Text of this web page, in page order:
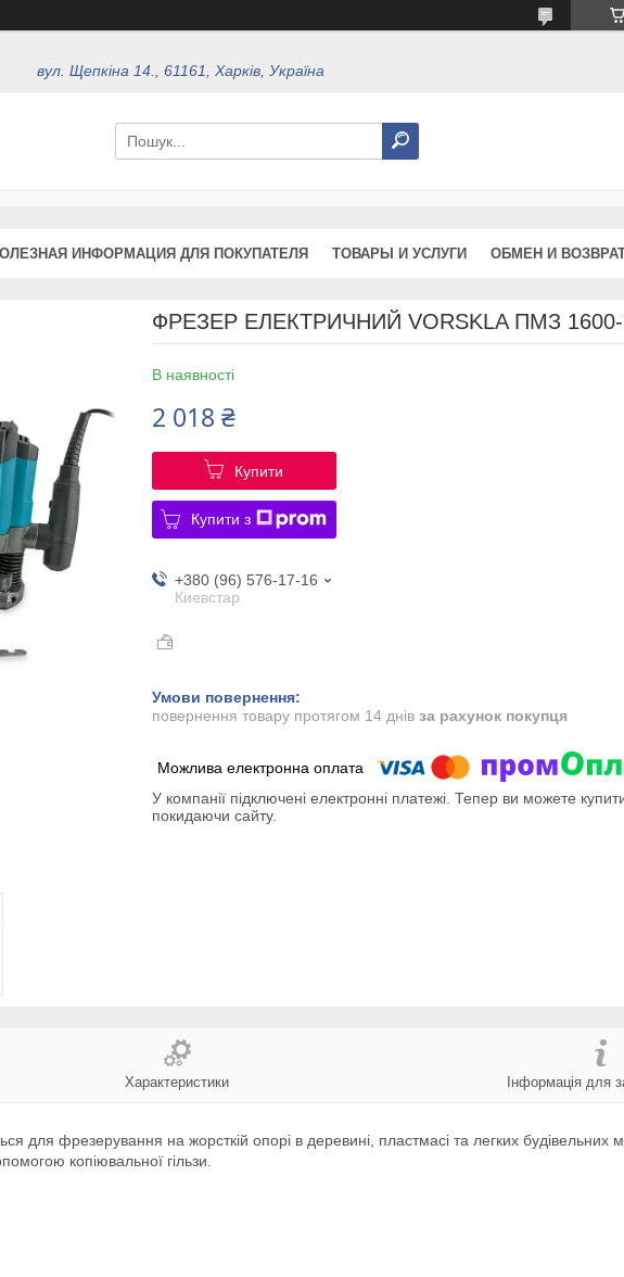
вул. Щепкіна 14., 61161, Харків, Україна
ИНФОРМАЦИЯ ДЛЯ ПОКУПАТЕЛЯ ТОВАРЫ И УСЛУГИ ОБМЕН И
ФРЕЗЕР ЕЛЕКТРИЧНИЙ VORSKLA ПМЗ
В наявності
2 018 ₴
Купити
Купити з
+380 (96) 576-17-16
Киевстар
повернення товару протягом 14 днів за рахунок покупця
У компанії підключені електронні платежі. Тепер ви можете
покидаючи сайту.
Характеристики Інформація для
для фрезерування на жорсткій опорі в деревині, пластмасі та легких будівельних
копіювальної гільзи.